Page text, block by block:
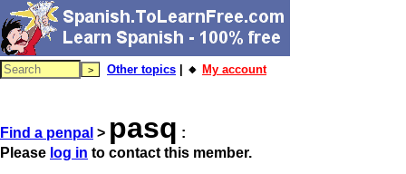
Other topics | 🔸 My account
Find a penpal > pasq :
Please log in to contact this member.